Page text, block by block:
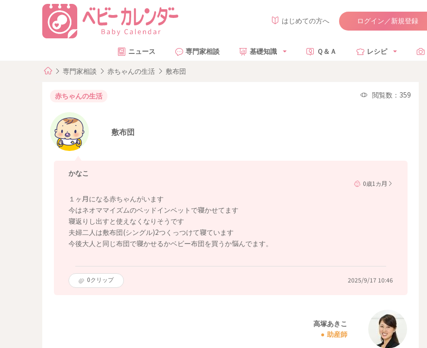
はじめての方へ ログイン／新規登録
ニュース 専門家相談 基礎知識 Ｑ＆Ａ レシピ
専門家相談 赤ちゃんの生活 敷布団
赤ちゃんの生活 閲覧数：359
敷布団
かなこ
0歳1カ月
１ヶ月になる赤ちゃんがいます
今はネオママイズムのベッドインベットで寝かせてます
寝返りし出すと使えなくなりそうです
夫婦二人は敷布団(シングル)2つくっつけて寝ています
今後大人と同じ布団で寝かせるかベビー布団を買うか悩んでます。
0クリップ 2025/9/17 10:46
高塚あきこ
助産師